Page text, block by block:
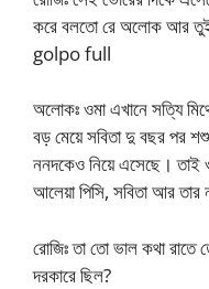
করে বলতো রে অলোক আর
golpo full
অলোকঃ ওমা এখানে সত্যি
বড় মেয়ে সবিতা দু বছর পর
ননদকেও নিয়ে এসেছে। তাই
আলেয়া পিসি, সবিতা আর তার
রোজিঃ তা তো ভাল কথা
দরকারে ছিল?